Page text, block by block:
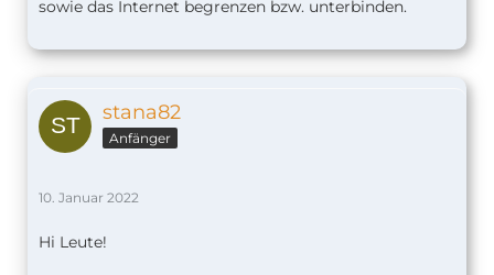
sowie das Internet begrenzen bzw. unterbinden.
stana82
Anfänger
10. Januar 2022
Hi Leute!